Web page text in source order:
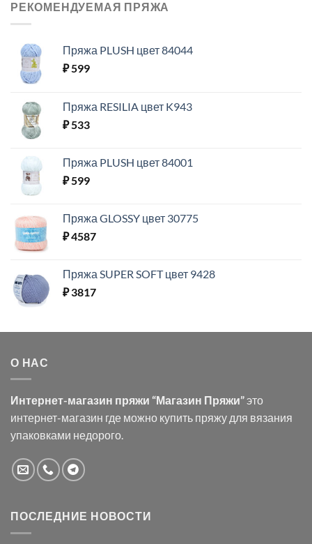
РЕКОМЕНДУЕМАЯ ПРЯЖА
Пряжа PLUSH цвет 84044
₽599
Пряжа RESILIA цвет K943
₽533
Пряжа PLUSH цвет 84001
₽599
Пряжа GLOSSY цвет 30775
₽4587
Пряжа SUPER SOFT цвет 9428
₽3817
О НАС
Интернет-магазин пряжи “Магазин Пряжи”это
интернет-магазин где можно купить пряжу для вязания
упаковками недорого.
ПОСЛЕДНИЕ НОВОСТИ